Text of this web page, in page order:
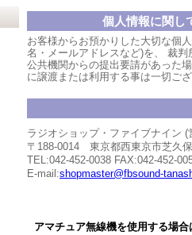
個人情報に関し
お客様からお預かりした大切な個
名・メールアドレスなど)を、 裁判
公共機関からの提出要請があった
に譲渡または利用する事は一切ご
ラジオショップ・ファイブナイン
〒188-0014 東京都西東京市芝久
TEL:042-452-0038 FAX:042-452-
E-mail:shopmaster@fbsound-
アマチュア無線機を使用する場